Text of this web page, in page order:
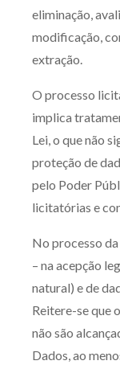
eliminação,
modificação,
extração.
O processo
implica
Lei, o que não
proteção de
pelo Poder
licitatórias e
No processo
– na acepção
natural) e de
Reitere-se que
não são
Dados, ao